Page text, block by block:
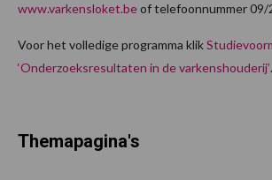
www.varkensloket.beof telefoonnummer 09/
Voor het volledige programma klik
‘Onderzoeksresultaten in de varkenshouderij’.
Themapagina's